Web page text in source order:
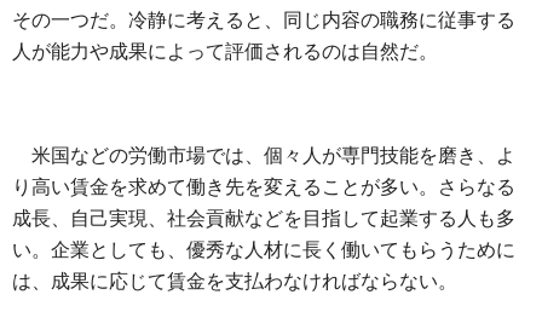
その一つだ。冷静に考えると、同じ内容の職務に従事する
人が能力や成果によって評価されるのは自然だ。
米国などの労働市場では、個々人が専門技能を磨き、よ
り高い賃金を求めて働き先を変えることが多い。さらなる
成長、自己実現、社会貢献などを目指して起業する人も多
い。企業としても、優秀な人材に長く働いてもらうために
は、成果に応じて賃金を支払わなければならない。